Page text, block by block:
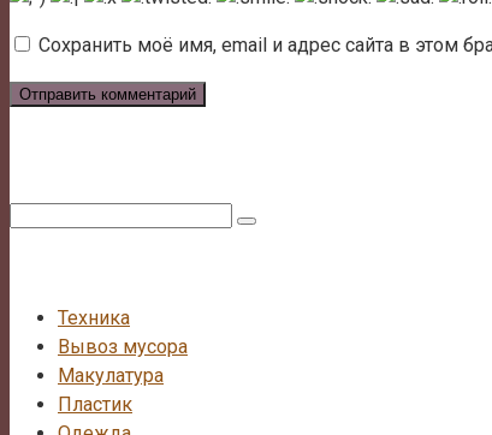
Сохранить моё имя, email и адрес сайта в этом
Техника
Вывоз мусора
Макулатура
Пластик